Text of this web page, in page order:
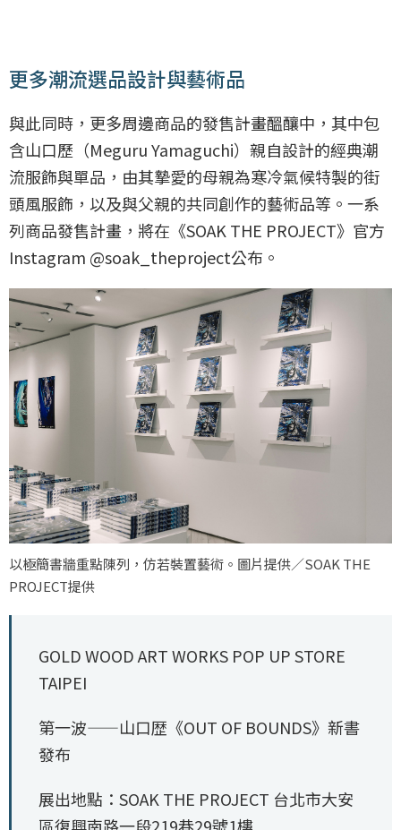
更多潮流選品設計與藝術品
與此同時，更多周邊商品的發售計畫醞釀中，其中包
含山口歷（Meguru Yamaguchi）親自設計的經典潮
流服飾與單品，由其摯愛的母親為寒冷氣候特製的街
頭風服飾，以及與父親的共同創作的藝術品等。一系
列商品發售計畫，將在《SOAK THE PROJECT》官方
Instagram @soak_theproject公布。
以極簡書牆重點陳列，仿若裝置藝術。圖片提供／SOAK THE
PROJECT提供
GOLD WOOD ART WORKS POP UP STORE
TAIPEI
第一波——山口歴《OUT OF BOUNDS》新書
發布
展出地點：SOAK THE PROJECT 台北市大安